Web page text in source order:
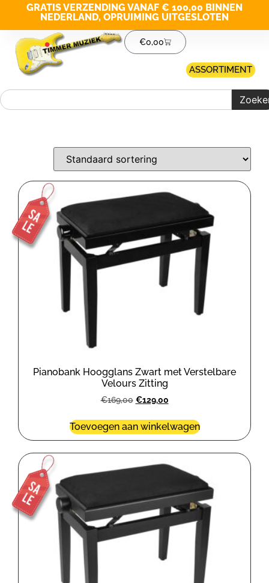
GRATIS VERZENDING VANAF € 100,00 BINNEN
NEDERLAND, OPRUIMING UITGESLOTEN
€0,00
ASSORTIMENT
Merk filter
Pianobank Hoogglans Zwart met Verstelbare
Velours Zitting
€169,00 €129,00
Toevoegen aan winkelwagen